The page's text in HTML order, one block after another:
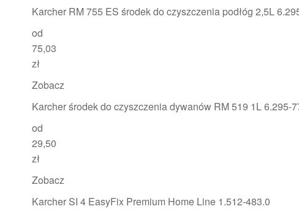
Karcher RM 755 ES środek do czyszczenia podłóg 2,5L
od
75,03
zł
Zobacz
Karcher środek do czyszczenia dywanów RM 519 1L 6.295-
od
29,50
zł
Zobacz
Karcher SI 4 EasyFix Premium Home Line 1.512-483.0